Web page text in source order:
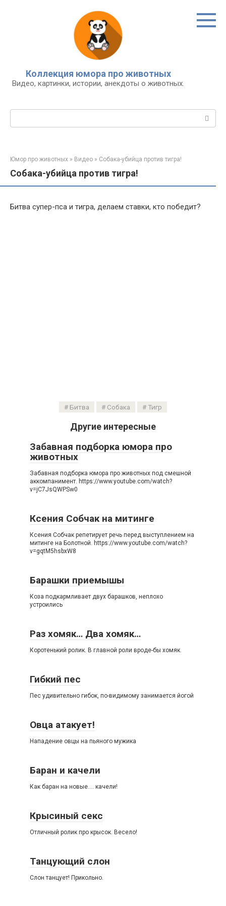
Коллекция юмора про животных
Видео, картинки, истории, анекдоты о животных.
Юмор про животных » Видео » Собака-убийца против тигра!
Собака-убийца против тигра!
Битва супер-пса и тигра, делаем ставки, кто победит?
Битва Собака Тигр
Другие интересные
Забавная подборка юмора про
животных
Забавная подборка юмора про животных под смешной
аккомпанимент. https://www.youtube.com/watch?
v=jC7JsQWPSw0
Ксения Собчак на митинге
Ксения Собчак репетирует речь перед выступлением на
митинге на Болотной. https://www.youtube.com/watch?
v=gqtM5hsbxW8
Барашки приемышы
Коза подкармливает двух барашков, неплохо
устроились
Раз хомяк… Два хомяк…
Коротенький ролик. В главной роли вроде-бы хомяк.
Гибкий пес
Пес удивительно гибок, по-видимому занимается йогой
Овца атакует!
Нападение овцы на пьяного мужика
Баран и качели
Как баран на новые…. качели!
Крысиный секс
Отличный ролик про крысок. Весело!
Танцующий слон
Слон танцует! Прикольно.